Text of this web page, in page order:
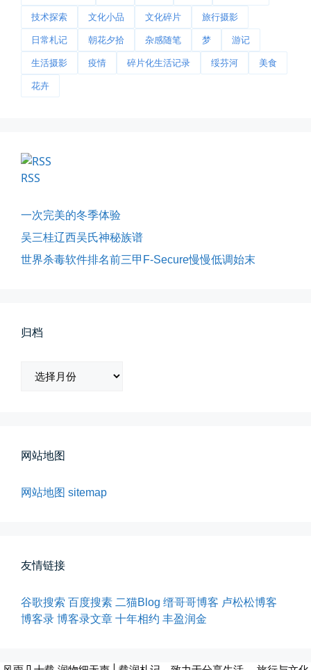
早晨外面阴天，等我在厨房把热的...
📅 03-20 06:35 👤 Zairun
影子是我的情人
📅 03-12 22:16 👤 Zairun
晨风微凉，小区花香正浓。 从外...
晚上出门散步，抬头看月亮很圆，...
📅 04-30 21:41👤 Zairun
技术探索 文化小品 文化碎片 旅行摄影
日常札记 朝花夕拾 杂感随笔 梦 游记
生活摄影 疫情 碎片化生活记录 绥芬河 美食
花卉
RSS
一次完美的冬季体验
吴三桂辽西吴氏神秘族谱
世界杀毒软件排名前三甲F-Secure慢慢低调始末
归档
网站地图
网站地图 sitemap
友情链接
谷歌搜索 百度搜素 二猫Blog 缙哥哥博客 卢松松博客
博客录 博客录文章 十年相约 丰盈润金